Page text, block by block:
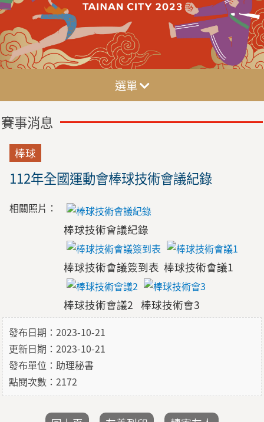
選單
賽事消息
棒球
112年全國運動會棒球技術會議紀錄
相關照片：
棒球技術會議紀錄
棒球技術會議簽到表 棒球技術會議1
棒球技術會議2 棒球技術會3
發布日期：2023-10-21
更新日期：2023-10-21
發布單位：助理秘書
點閱次數：2172